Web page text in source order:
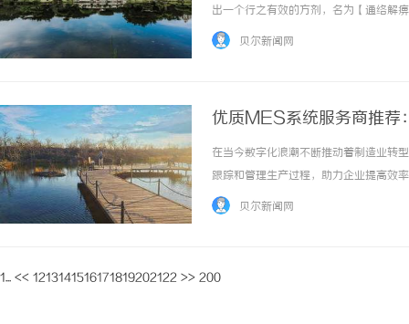
出一个行之有效的方剂，名为【通络解
实践中，博采众长，精心化裁而成的中
贝尔新闻网
优质MES系统服务商推荐
在当今数字化浪潮不断推动着制造业转
跟踪和管理生产过程，助力企业提高效
特的需求、提供高效的服务呢？本文将
贝尔新闻网
1... << 1213141516171819202122 >> 200